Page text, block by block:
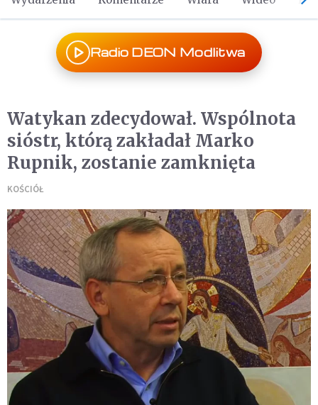
Radio DEON Modlitwa
Watykan zdecydował. Wspólnota
sióstr, którą zakładał Marko
Rupnik, zostanie zamknięta
KOŚCIÓŁ